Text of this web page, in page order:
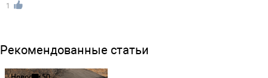
1
Рекомендованные статьи